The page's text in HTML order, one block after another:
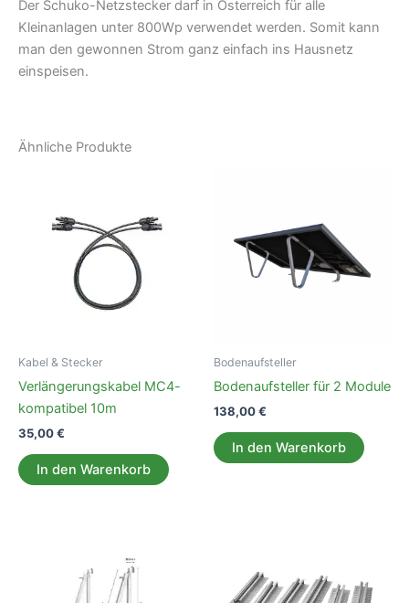
Der Schuko-Netzstecker darf in Österreich für alle
Kleinanlagen unter 800Wp verwendet werden. Somit kann
man den gewonnen Strom ganz einfach ins Hausnetz
einspeisen.
Ähnliche Produkte
Kabel & Stecker
Verlängerungskabel MC4-
kompatibel 10m
35,00€
In den Warenkorb
Bodenaufsteller
Bodenaufsteller für 2 Module
138,00€
In den Warenkorb